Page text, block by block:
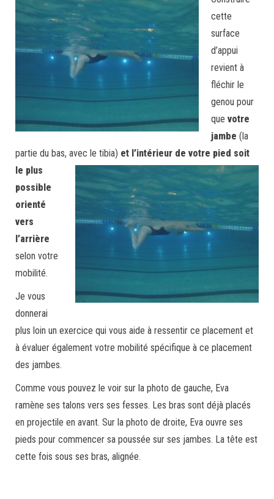
cette
surface
d’appui
revient à
fléchir le
genou pour
que votre
jambe (la
partie du bas, avec le tibia) et l’intérieur de votre pied soit
le plus
possible
orienté
vers
l’arrière
selon votre
mobilité.
Je vous
donnerai
plus loin un exercice qui vous aide à ressentir ce placement et
à évaluer également votre mobilité spécifique à ce placement
des jambes.
Comme vous pouvez le voir sur la photo de gauche, Eva
ramène ses talons vers ses fesses. Les bras sont déjà placés
en projectile en avant. Sur la photo de droite, Eva ouvre ses
pieds pour commencer sa poussée sur ses jambes. La tête est
cette fois sous ses bras, alignée.